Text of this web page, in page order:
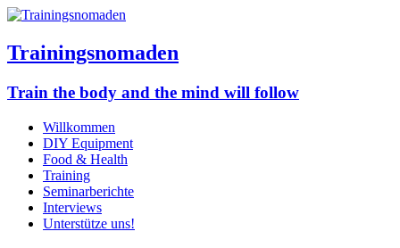
Trainingsnomaden
Train the body and the mind will follow
Willkommen
DIY Equipment
Food & Health
Training
Seminarberichte
Interviews
Unterstütze uns!